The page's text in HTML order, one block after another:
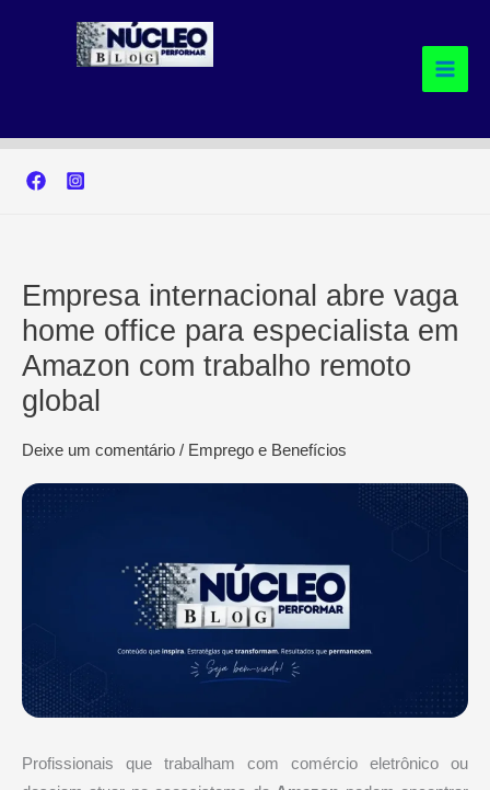
Empresa internacional abre vaga
home office para especialista em
Amazon com trabalho remoto
global
Deixe um comentário / Emprego e Benefícios
Profissionais que trabalham com comércio eletrônico ou